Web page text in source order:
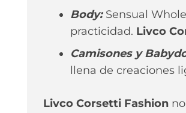
Body:Sensual
practicidad. Livco
Camisones y
llena de creaciones
Livco Corsetti Fashion